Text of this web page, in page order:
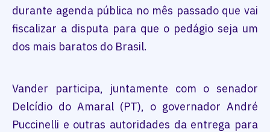
durante agenda pública no mês passado que vai
fiscalizar a disputa para que o pedágio seja um
dos mais baratos do Brasil.
Vander participa, juntamente com o senador
Delcídio do Amaral (PT), o governador André
Puccinelli e outras autoridades da entrega para